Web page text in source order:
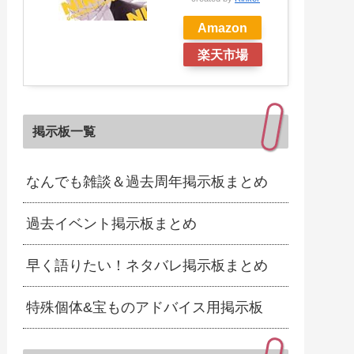
Amazon
楽天市場
掲示板一覧
なんでも雑談＆過去周年掲示板まとめ
過去イベント掲示板まとめ
早く語りたい！ネタバレ掲示板まとめ
特殊個体&宝ものアドバイス用掲示板